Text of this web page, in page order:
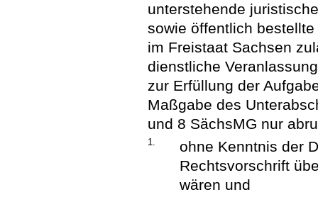
unterstehende
sowie öffentlich
im Freistaat Sachsen
dienstliche
zur Erfüllung der
Maßgabe des
und 8 SächsMG nur
1.
ohne Kenntnis der
Rechtsvorschrift
wären und